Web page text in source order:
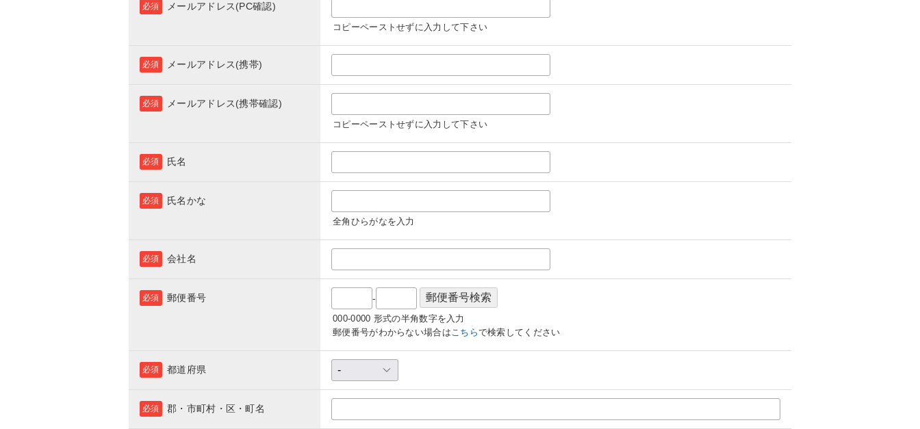
メールアドレス(PC確認)
必須
コピーペーストせずに入力して下さい
メールアドレス(携帯)
必須
メールアドレス(携帯確認)
必須
コピーペーストせずに入力して下さい
氏名
必須
氏名かな
必須
全角ひらがなを入力
会社名
必須
郵便番号
必須 -
000-0000 形式の半角数字を入力
郵便番号がわからない場合はこちらで検索してください
都道府県
必須
郡・市町村・区・町名
必須